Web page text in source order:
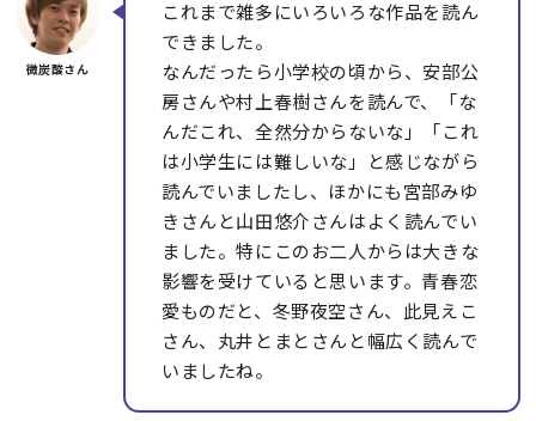
これまで雑多にいろいろな作品を読ん
できました。
なんだったら小学校の頃から、安部公
房さんや村上春樹さんを読んで、「な
んだこれ、全然分からないな」「これ
は小学生には難しいな」と感じながら
読んでいましたし、ほかにも宮部みゆ
きさんと山田悠介さんはよく読んでい
ました。特にこのお二人からは大きな
影響を受けていると思います。青春恋
愛ものだと、冬野夜空さん、此見えこ
さん、丸井とまとさんと幅広く読んで
いましたね。